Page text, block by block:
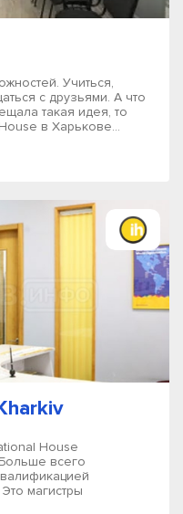
Учиться,
с друзьями. А что
такая идея, то
в Харькове...
House
всего
магистры